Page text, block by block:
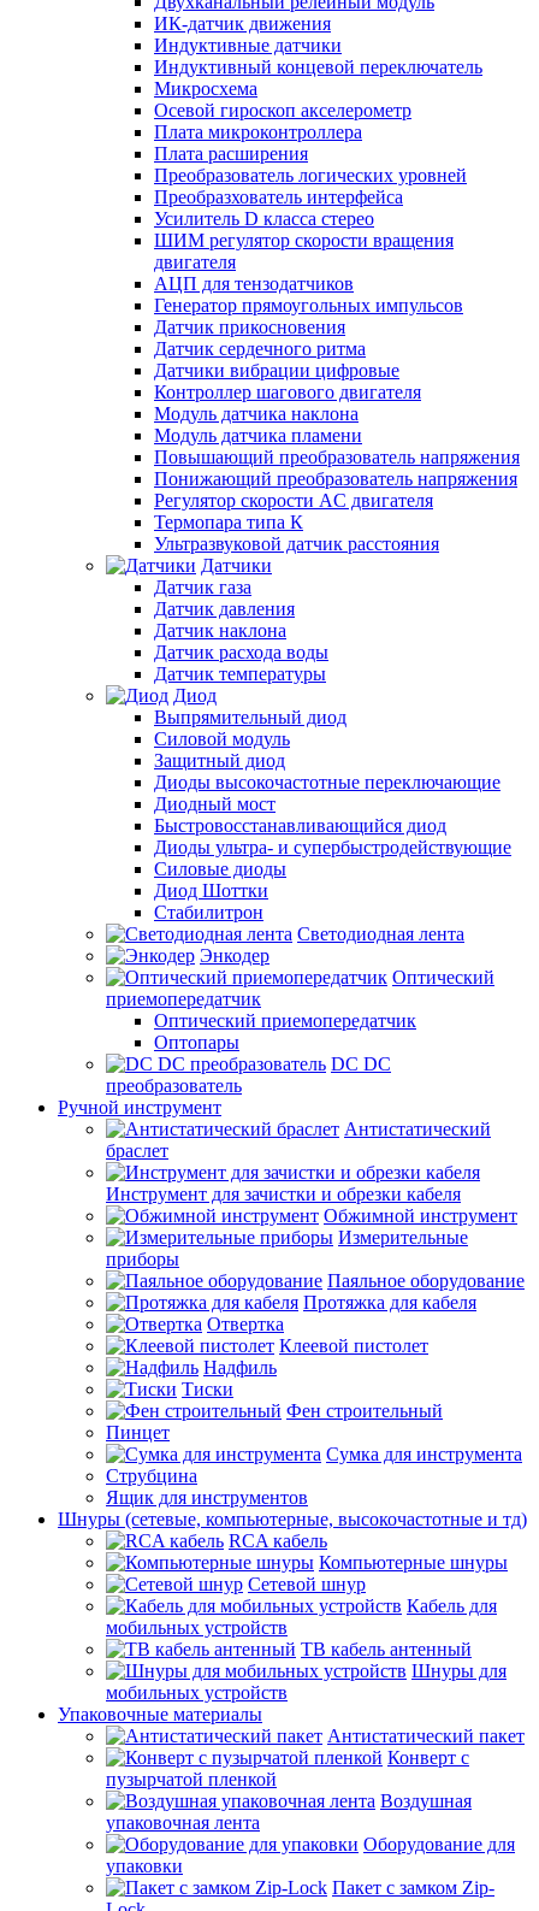
ИК-датчик движения
Индуктивные датчики
Индуктивный концевой переключатель
Микросхема
Осевой гироскоп акселерометр
Плата микроконтроллера
Плата расширения
Преобразователь логических уровней
Преобразхователь интерфейса
Усилитель D класса стерео
ШИМ регулятор скорости вращения
двигателя
АЦП для тензодатчиков
Генератор прямоугольных импульсов
Датчик прикосновения
Датчик сердечного ритма
Датчики вибрации цифровые
Контроллер шагового двигателя
Модуль датчика наклона
Модуль датчика пламени
Повышающий преобразователь напряжения
Понижающий преобразователь напряжения
Регулятор скорости AC двигателя
Термопара типа К
Ультразвуковой датчик расстояния
Датчики
Датчик газа
Датчик давления
Датчик наклона
Датчик расхода воды
Датчик температуры
Диод
Выпрямительный диод
Силовой модуль
Защитный диод
Диоды высокочастотные переключающие
Диодный мост
Быстровосстанавливающийся диод
Диоды ультра- и супербыстродействующие
Силовые диоды
Диод Шоттки
Стабилитрон
Светодиодная лента
Энкодер
Оптический
приемопередатчик
Оптический приемопередатчик
Оптопары
DC DC
преобразователь
Ручной инструмент
Антистатический
браслет
Инструмент для зачистки и обрезки кабеля
Обжимной инструмент
Измерительные
приборы
Паяльное оборудование
Протяжка для кабеля
Отвертка
Клеевой пистолет
Надфиль
Тиски
Фен строительный
Пинцет
Сумка для инструмента
Струбцина
Ящик для инструментов
Шнуры (сетевые, компьютерные, высокочастотные и тд)
RCA кабель
Компьютерные шнуры
Сетевой шнур
Кабель для
мобильных устройств
ТВ кабель антенный
Шнуры для
мобильных устройств
Упаковочные материалы
Антистатический пакет
Конверт с
пузырчатой пленкой
Воздушная
упаковочная лента
Оборудование для
упаковки
Пакет с замком Zip-